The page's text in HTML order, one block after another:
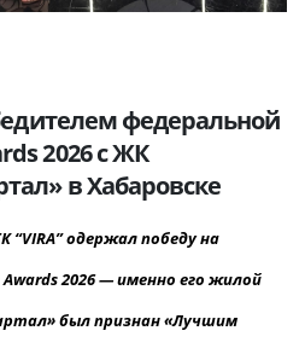
федеральной
2026 с ЖК
в Хабаровске
“VIRA” одержал победу на
2026 — именно его жилой
был признан «Лучшим